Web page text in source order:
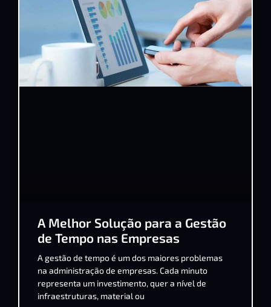
A Melhor Solução para a Gestão
de Tempo nas Empresas
A gestão de tempo é um dos maiores problemas
na administração de empresas. Cada minuto
representa um investimento, quer a nível de
infraestruturas, material ou